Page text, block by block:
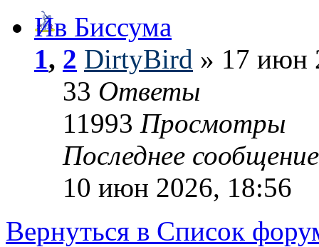
Ив Биссума
1, 2 DirtyBird » 17 июн
33 Ответы
11993 Просмотры
Последнее
10 июн 2026, 18:56
Вернуться в Список